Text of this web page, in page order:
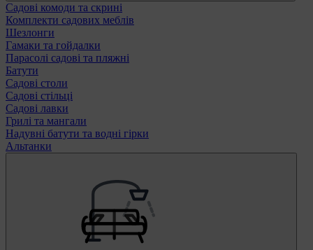
Садові комоди та скрині
Комплекти садових меблів
Шезлонги
Гамаки та гойдалки
Парасолі садові та пляжні
Батути
Садові столи
Садові стільці
Садові лавки
Грилі та мангали
Надувні батути та водні гірки
Альтанки